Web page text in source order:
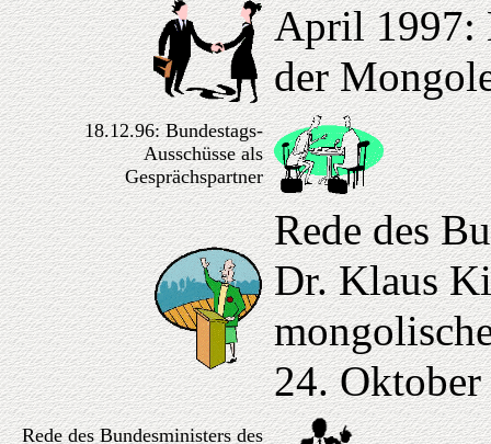
April 1997:
der
18.12.96: Bundestags-
Ausschüsse als
Gesprächspartner
Rede des
Dr. Klaus
24.
Rede des Bundesministers des